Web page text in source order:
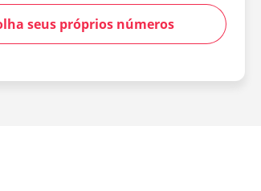
seus próprios números